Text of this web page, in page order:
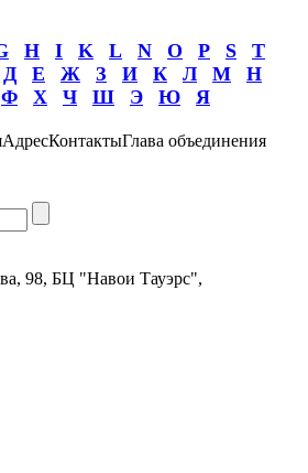
H I K L N O P S
T
Д Е Ж З И К Л М
Н
Ф Х Ч Ш Э Ю Я
АдресКонтактыГлава объединения
98, БЦ "Навои Тауэрс",